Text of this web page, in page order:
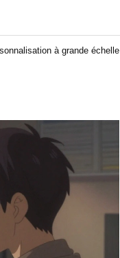
à grande échelle